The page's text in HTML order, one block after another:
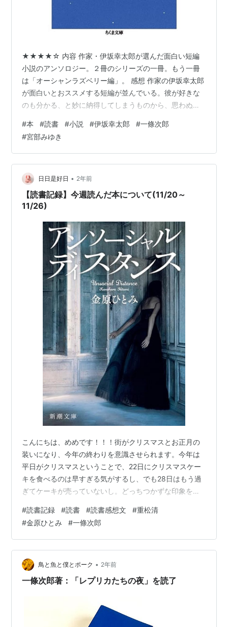
★★★★☆ 内容 作家・伊坂幸太郎が選んだ面白い短編
小説のアンソロジー。２冊のシリーズの一冊。もう一冊
は「オーシャンラズベリー編」。 感想 作家の伊坂幸太郎
が面白いとおススメする短編が並んでいる。彼が好きな
のも分かる、と妙に納得してしまうものから、思わぬも
「面白い」を感じることができる。 そんな中でいちばん
気になったのは、一條次郎の「ヘルメット・オブ・アイ
アン」だ。同じく収録されている「杜子春」を題材にし
たもので、口から出まかせを言っているかのような適当
な感じの話しぶりが面白かった。「杜子春（とししゅ
ん）」を「としはる」と読んだり、「トシアキ（杜…
#本 #読書 #小説 #伊坂幸太郎 #一條次郎
#宮部みゆき
日日是好日 • 2年前
【読書記録】今週読んだ本について(11/20～
11/26)
こんにちは、めめです！！！街がクリスマスとお正月の
装いになり、今年の終わりを意識させられます。今年は
平日がクリスマスということで、22日にクリスマスケー
キを食べるのは早すぎる気がするし、でも28日はもう過
ぎてケーキが売っていないし。どっちつかずな印象を受
う感じですが、クリスマスは出張なんですよ(悲壮感) さ
て、読書記録になります！ ジムでウォーキングしながら
の読書に挑戦してみたのですが、手元がぶれるのでめち
ゃくちゃ読みにくかったです。あと追う文字が多くて若
干酔う。なので今週も座ってか、寝っ転がりながら読ん
だ本たちになります！(無駄な続報)では、…
#読書記録 #読書 #読書感想文 #重松清
#金原ひとみ #一條次郎
鳥と魚と僕とポーク • 2年前
一條次郎著：「レプリカたちの夜」を読了